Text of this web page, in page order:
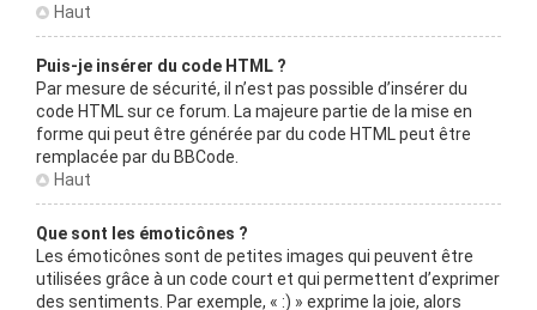
Haut
Puis-je insérer du code HTML ?
Par mesure de sécurité, il n’est pas possible d’insérer du
code HTML sur ce forum. La majeure partie de la mise en
forme qui peut être générée par du code HTML peut être
remplacée par du BBCode.
Haut
Que sont les émoticônes ?
Les émoticônes sont de petites images qui peuvent être
utilisées grâce à un code court et qui permettent d’exprimer
des sentiments. Par exemple, « :) » exprime la joie, alors